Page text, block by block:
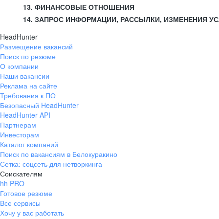
13. ФИНАНСОВЫЕ ОТНОШЕНИЯ
14. ЗАПРОС ИНФОРМАЦИИ, РАССЫЛКИ, ИЗМЕНЕНИЯ
HeadHunter
Размещение вакансий
Поиск по резюме
О компании
Наши вакансии
Реклама на сайте
Требования к ПО
Безопасный HeadHunter
HeadHunter API
Партнерам
Инвесторам
Каталог компаний
Поиск по вакансиям в Белокуракино
Сетка: соцсеть для нетворкинга
Соискателям
hh PRO
Готовое резюме
Все сервисы
Хочу у вас работать